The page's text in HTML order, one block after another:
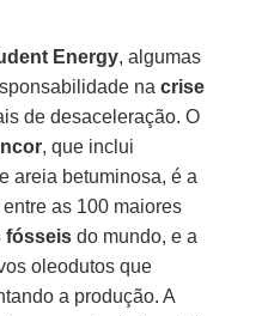
Energy, algumas
nacrise
de desaceleração. O
, que inclui
areia betuminosa, é a
as 100 maiores
fósseis do mundo, e a
oleodutos que
a produção. A